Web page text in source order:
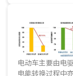
体积，使系统小
Semiconductor)
本可低于矽基元
综观整体SiC功
高压应用，如电
电动车主要由电
电能转换过程中